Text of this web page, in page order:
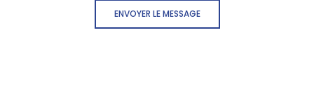
ENVOYER LE MESSAGE